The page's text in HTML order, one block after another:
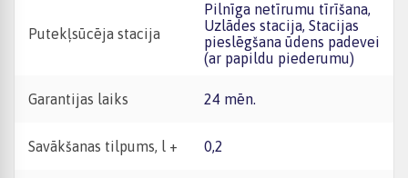
Putekļsūcēja stacija
Pilnīga netīrumu tīrīšana,
Uzlādes stacija, Stacijas
pieslēgšana ūdens padevei
(ar papildu piederumu)
Garantijas laiks 24 mēn.
Savākšanas tilpums, l + 0,2